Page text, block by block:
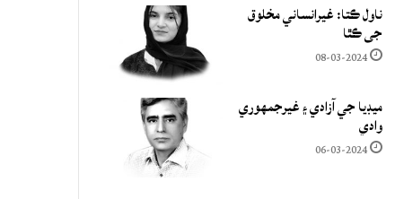
ناول ڪتا: غيرانساني مخلوق
جي ڪٿا
08-03-2024
ميڊيا جي آزادي ۽ غيرجمھوري
وادي
06-03-2024